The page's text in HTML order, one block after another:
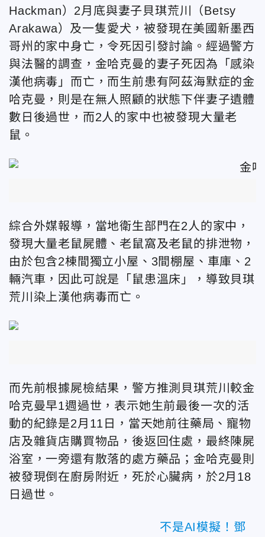
Hackman）2月底與妻子貝琪荒川（Betsy
Arakawa）及一隻愛犬，被發現在美國新墨西
哥州的家中身亡，令死因引發討論。經過警方
與法醫的調查，金哈克曼的妻子死因為「感染
漢他病毒」而亡，而生前患有阿茲海默症的金
哈克曼，則是在無人照顧的狀態下伴妻子遺體
數日後過世，而2人的家中也被發現大量老
鼠。
綜合外媒報導，當地衛生部門在2人的家中，
發現大量老鼠屍體、老鼠窩及老鼠的排泄物，
由於包含2棟間獨立小屋、3間棚屋、車庫、2
輛汽車，因此可說是「鼠患溫床」，導致貝琪
荒川染上漢他病毒而亡。
而先前根據屍檢結果，警方推測貝琪荒川較金
哈克曼早1週過世，表示她生前最後一次的活
動的紀錄是2月11日，當天她前往藥局、寵物
店及雜貨店購買物品，後返回住處，最終陳屍
浴室，一旁還有散落的處方藥品；金哈克曼則
被發現倒在廚房附近， 死於心臟病 ，於2月18
日過世 。
不是AI模擬！鄧